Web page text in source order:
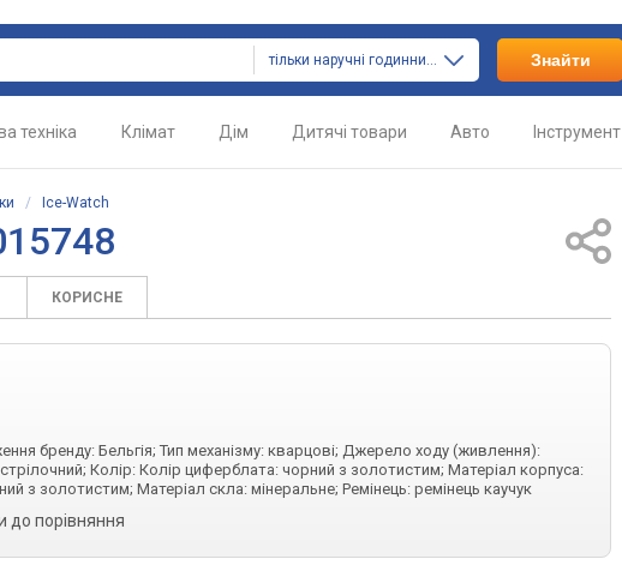
тільки наручні годинники Знайти
техніка Клімат Дім Дитячі товари Авто Інструмент
/ Ice-Watch
КОРИСНЕ
бренду: Бельгія; Тип механізму: кварцові; Джерело ходу (живлення):
Колір: Колір циферблата: чорний з золотистим; Матеріал корпуса:
з золотистим; Матеріал скла: мінеральне; Ремінець: ремінець каучук
до порівняння